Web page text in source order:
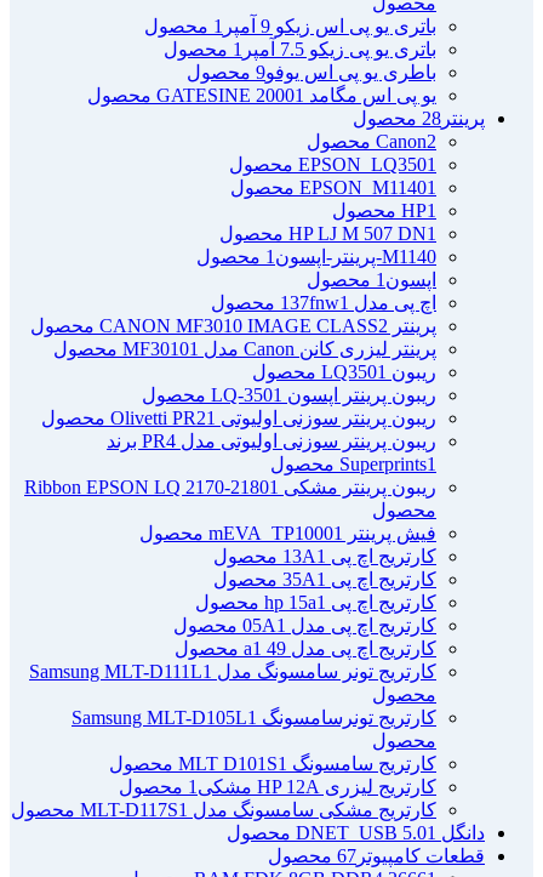
باتری یو پی اس زیکو 9 آمپر
1 محصول
باتری یو پی زیکو 7.5 آمپر
1 محصول
باطری یو پی اس یوفو9 محصول
یو پی اس مگامد GATESINE 2000 1 محصول
پرینتر 28 محصول
Canon2 محصول
EPSON_LQ3501 محصول
EPSON_M11401 محصول
HP1 محصول
HP LJ M 507 DN1 محصول
M1140-پرینتر-اپسون
1 محصول
اپسون 1 محصول
اچ پی مدل 137fnw 1 محصول
پرینتر CANON MF3010 IMAGE CLASS 2 محصول
پرینتر لیزری کانن Canon مدل MF3010
1 محصول
ریبون LQ350 1 محصول
ریبون پرینتر اپسون LQ-350 1 محصول
ریبون پرینتر سوزنی اولیوتی Olivetti PR2 1 محصول
ریبون پرینتر سوزنی اولیوتی مدل PR4 برند
Superprints1 محصول
ریبون پرینتر مشکی Ribbon EPSON LQ 2170-2180 1
محصول
فیش پرینتر mEVA_TP1000
1 محصول
کارتریج اچ پی 13A 1 محصول
کارتریج اچ پی 35A 1 محصول
کارتریج اچ پی hp 15a 1 محصول
کارتریج اچ پی مدل 05A 1 محصول
کارتریج اچ پی مدل 49 a
1 محصول
کارتریج تونر سامسونگ مدل Samsung MLT-D111L 1
محصول
کارتریج تونرسامسونگ Samsung MLT-D105L 1
محصول
کارتریج سامسونگ MLT D101S 1 محصول
کارتریج لیزری HP 12A مشکی
1 محصول
کارتریج مشکی سامسونگ مدل MLT-D117S 1 محصول
دانگل DNET_USB 5.0 1 محصول
قطعات کامپیوتر 67 محصول